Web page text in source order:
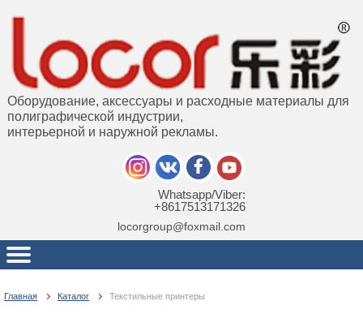
Оборудование, аксессуары и расходные материалы для
полиграфической индустрии,
интерьерной и наружной рекламы.
Whatsapp/Viber:
+8617513171326
locorgroup@foxmail.com
Главная Каталог Текстильные принтеры